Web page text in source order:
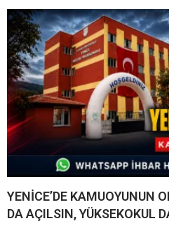
YENİCE’DE KAMUOYUNUN
DA AÇILSIN, YÜKSEKOKUL